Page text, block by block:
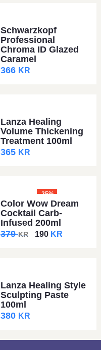
Schwarzkopf
Professional
Chroma ID Glazed
Caramel
366 KR
Lanza Healing
Volume Thickening
Treatment 100ml
365 KR
-25%
Color Wow Dream
Cocktail Carb-
Infused 200ml
379KR 190 KR
Lanza Healing Style
Sculpting Paste
100ml
380 KR